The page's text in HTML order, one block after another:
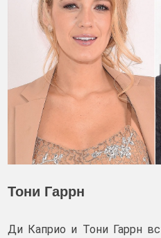
Тони Гаррн
Ди Каприо и Тони Гаррн